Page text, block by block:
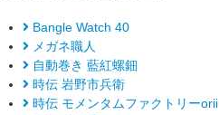
Bangle Watch 40
メガネ職人
自動巻き 藍紅螺鈿
時伝 岩野市兵衛
時伝 モメンタムファクトリーorii